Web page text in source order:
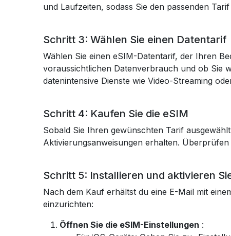
und Laufzeiten, sodass Sie den passenden
Schritt 3: Wählen Sie einen Datentarif
Wählen Sie einen eSIM-Datentarif, der Ihren
voraussichtlichen Datenverbrauch und ob Sie
datenintensive Dienste wie Video-Streaming
Schritt 4: Kaufen Sie die eSIM
Sobald Sie Ihren gewünschten Tarif
Aktivierungsanweisungen erhalten.
Schritt 5: Installieren und aktivieren
Nach dem Kauf erhältst du eine E-Mail mit
einzurichten:
Öffnen Sie die eSIM-Einstellungen :